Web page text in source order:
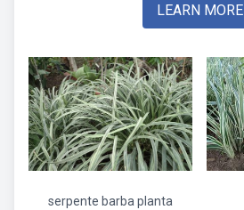
LEARN MORE
serpente barba planta